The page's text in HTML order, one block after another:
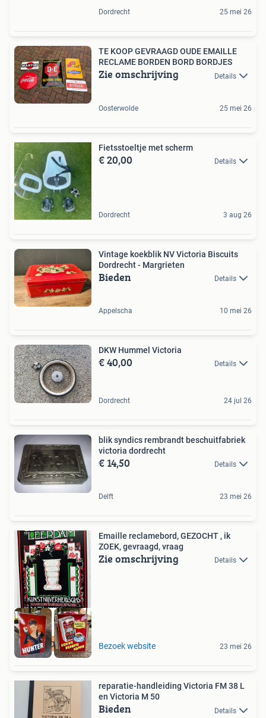
Dordrecht 25 mei 26
TE KOOP GEVRAAGD OUDE EMAILLE
RECLAME BORDEN BORD BORDJES
Zie omschrijving Details
Oosterwolde 25 mei 26
Fietsstoeltje met scherm
€ 20,00 Details
Dordrecht 3 aug 26
Vintage koekblik NV Victoria Biscuits
Dordrecht - Margrieten
Bieden Details
Appelscha 10 mei 26
DKW Hummel Victoria
€ 40,00 Details
Dordrecht 24 jul 26
blik syndics rembrandt beschuitfabriek
victoria dordrecht
€ 14,50 Details
Delft 23 mei 26
GEZOCHT
Emaille reclamebord, GEZOCHT , ik
ZOEK, gevraagd, vraag
Zie omschrijving Details
Bezoek website 23 mei 26
reparatie-handleiding Victoria FM 38 L
en Victoria M 50
Bieden Details